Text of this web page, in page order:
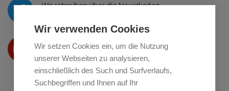
Wir verwenden Cookies
Wir setzen Cookies ein, um die Nutzung
unserer Webseiten zu analysieren,
einschließlich des Such und Surfverlaufs,
Suchbegriffen und Ihnen auf Ihr
Wir schreiben über die Neuigkeiten
Wir präsentieren Ihre produkte
Youtube